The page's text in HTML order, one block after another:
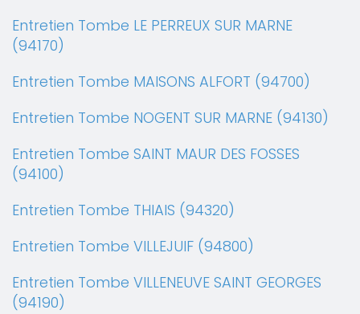
Entretien Tombe LE PERREUX SUR MARNE
(94170)
Entretien Tombe MAISONS ALFORT (94700)
Entretien Tombe NOGENT SUR MARNE (94130)
Entretien Tombe SAINT MAUR DES FOSSES
(94100)
Entretien Tombe THIAIS (94320)
Entretien Tombe VILLEJUIF (94800)
Entretien Tombe VILLENEUVE SAINT GEORGES
(94190)